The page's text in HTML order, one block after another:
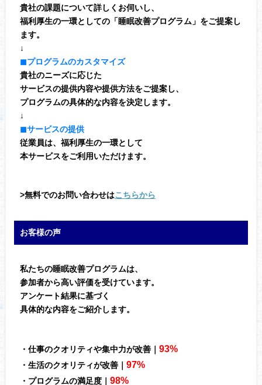
貴社の課題について詳しくお伺いし、
福利厚生の一環としての「睡眠改善プログラム」をご提案し
ます。
↓
◼︎プログラムのカスタマイズ
貴社のニーズに応じた
サービスの提供内容や提供方法をご提案し、
プログラムの具体的な内容を決定します。
↓
◼︎サービスの提供
従業員は、福利厚生の一環として
本サービスをご利用いただけます。
>無料でのお問い合わせはこちらから
お客様の声
私たちの睡眠改善プログラムは、
参加者から高い評価を受けています。
アンケート結果に基づく
具体的な内容をご紹介します。
・仕事のクオリティや集中力が改善｜ 93%
・生活のクオリティが改善｜ 97%
・プログラムの満足度｜ 98%